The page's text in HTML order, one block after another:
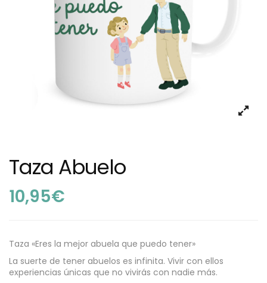
Taza Abuelo
10,95€
Taza «Eres la mejor abuela que puedo tener»
La suerte de tener abuelos es infinita. Vivir con ellos
experiencias únicas que no vivirás con nadie más.